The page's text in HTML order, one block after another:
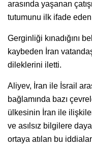
arasında yaşanan
tutumunu ilk ifade
Gerginliği kınadığını
kaybeden İran
dileklerini iletti.
Aliyev, İran ile İsrail
bağlamında bazı
ülkesinin İran ile
ve asılsız bilgilere
ortaya atılan bu